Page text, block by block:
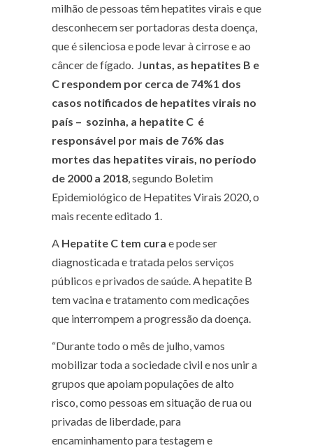
milhão de pessoas têm hepatites virais e que
desconhecem ser portadoras desta doença,
que é silenciosa e pode levar à cirrose e ao
câncer de fígado. Juntas, as hepatites B e
C respondem por cerca de 74%1 dos
casos notificados de hepatites virais no
país – sozinha, a hepatite C é
responsável por mais de 76% das
mortes das hepatites virais, no período
de 2000 a 2018, segundo Boletim
Epidemiológico de Hepatites Virais 2020, o
mais recente editado 1.
A Hepatite C tem cura e pode ser
diagnosticada e tratada pelos serviços
públicos e privados de saúde. A hepatite B
tem vacina e tratamento com medicações
que interrompem a progressão da doença.
“Durante todo o mês de julho, vamos
mobilizar toda a sociedade civil e nos unir a
grupos que apoiam populações de alto
risco, como pessoas em situação de rua ou
privadas de liberdade, para
encaminhamento para testagem e